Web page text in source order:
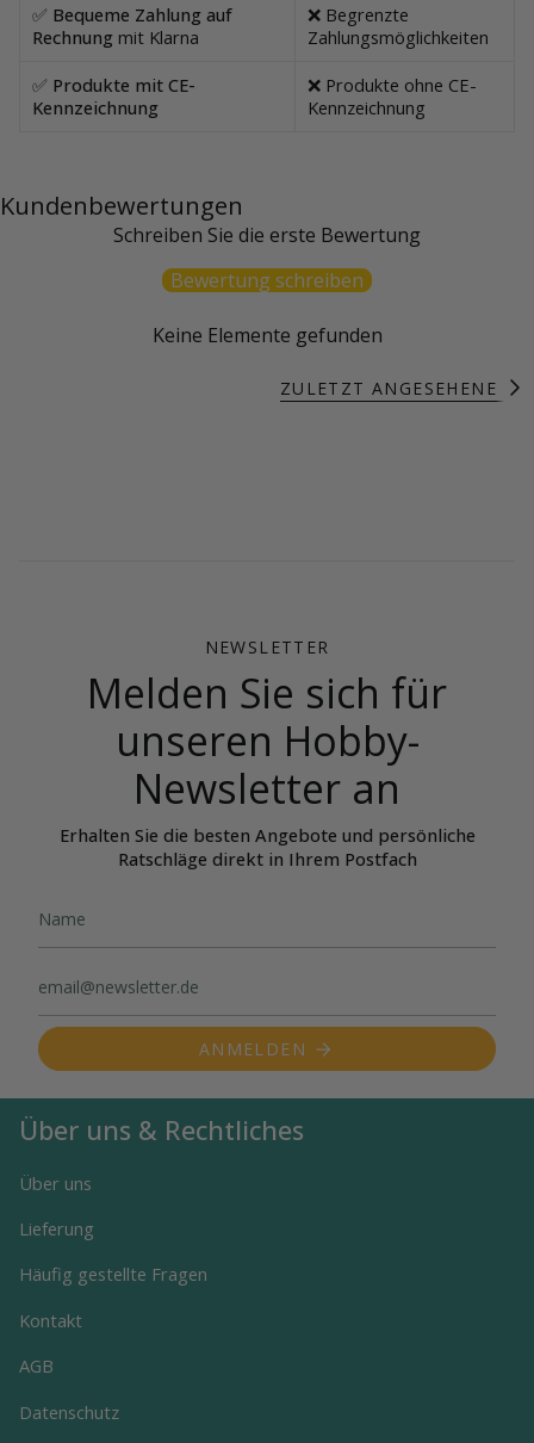
✅ Bequeme Zahlung auf
Rechnung mit Klarna
❌ Begrenzte
Zahlungsmöglichkeiten
✅ Produkte mit CE-
Kennzeichnung
❌ Produkte ohne CE-
Kennzeichnung
Kundenbewertungen
Schreiben Sie die erste Bewertung
Bewertung schreiben
Keine Elemente gefunden
ZULETZT ANGESEHENE
NEWSLETTER
Melden Sie sich für
unseren Hobby-
Newsletter an
Erhalten Sie die besten Angebote und persönliche
Ratschläge direkt in Ihrem Postfach
ANMELDEN
Über uns & Rechtliches
Über uns
Lieferung
Häufig gestellte Fragen
Kontakt
AGB
Datenschutz